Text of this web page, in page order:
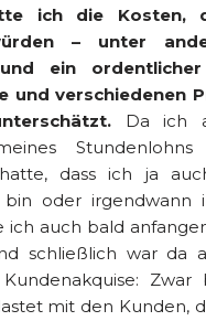
ich die Kosten,
– unter
und ein
und verschiedenen
Da ich
dass ich ja
bin oder irgendwann
ich auch bald
schließlich war da
Zwar
mit den Kunden,